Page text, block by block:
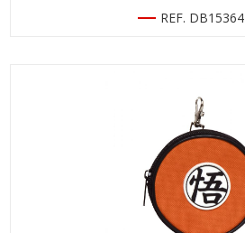
REF. DB15364